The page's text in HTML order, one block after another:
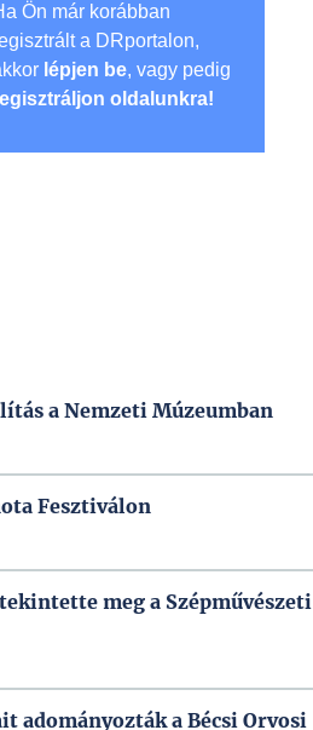
Ön már korábban
a DRportalon,
lépjen be, vagy pedig
oldalunkra!
a Nemzeti Múzeumban
Fesztiválon
meg a Szépművészeti
adományozták a Bécsi Orvosi